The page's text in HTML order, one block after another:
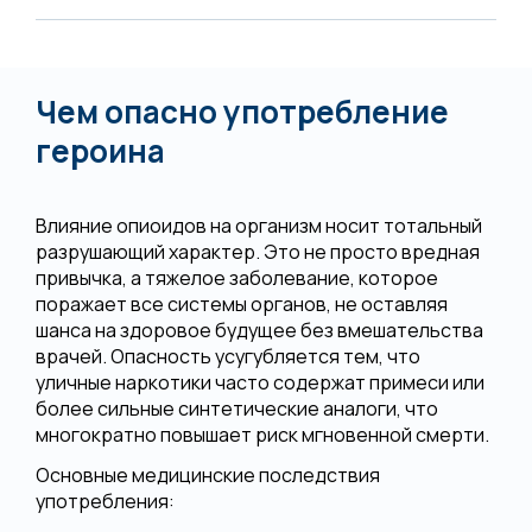
Чем опасно употребление
героина
Влияние опиоидов на организм носит тотальный
разрушающий характер. Это не просто вредная
привычка, а тяжелое заболевание, которое
поражает все системы органов, не оставляя
шанса на здоровое будущее без вмешательства
врачей. Опасность усугубляется тем, что
уличные наркотики часто содержат примеси или
более сильные синтетические аналоги, что
многократно повышает риск мгновенной смерти.
Основные медицинские последствия
употребления: